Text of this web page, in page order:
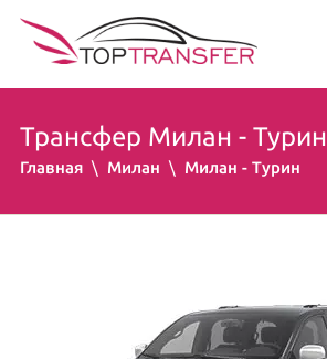
Трансфер Милан - Турин
Главная Милан Милан - Турин